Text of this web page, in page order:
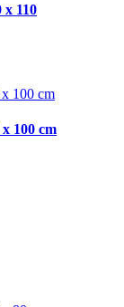
x 110
100 cm